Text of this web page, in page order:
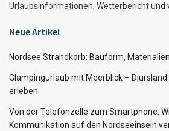
Urlaubsinformationen, Wetterbericht und
Neue Artikel
Nordsee Strandkorb: Bauform,
Glampingurlaub mit Meerblick –
erleben
Von der Telefonzelle zum Smartphone:
Kommunikation auf den Nordseeinseln